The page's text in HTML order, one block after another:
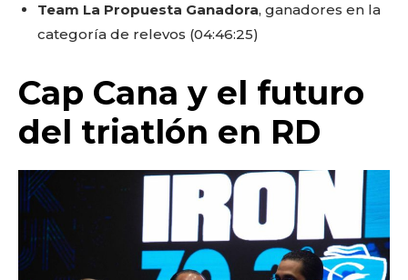
Don't miss
out!
to stay in the loop.
Team La Propuesta Ganadora, ganadores en la
categoría de relevos (04:46:25)
Cap Cana y el futuro
del triatlón en RD